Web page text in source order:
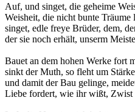
Auf, und singet, die geheime
Weisheit, die nicht bunte
singet, edle freye Brüder, dem,
der sie noch erhält, unserm
Bauet an dem hohen Werke fort
sinkt der Muth, so fleht um
und damit der Bau gelinge,
Liebe fordert, wie ihr wißt, Zwist